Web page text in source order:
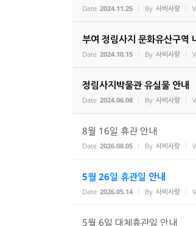
Date 2024.11.25 By 사비사랑
부여 정림사지 문화유산구역
Date 2024.10.15 By 사비사랑
정림사지박물관 유실물 안내
Date 2024.06.08 By 사비사랑
8월 16일 휴관 안내
Date 2026.08.05 By 사비사랑
5월 26일 휴관일 안내
Date 2026.05.14 By 사비사랑
5월 6일 대체휴관일 안내